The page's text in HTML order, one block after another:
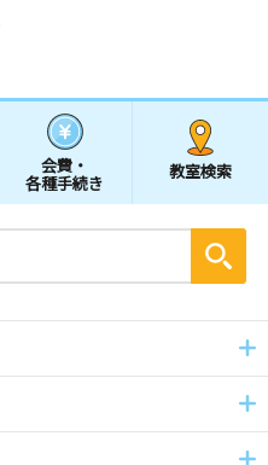
会費・
各種手続き
教室検索